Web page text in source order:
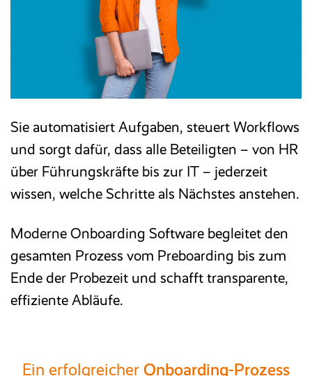
Sie automatisiert Aufgaben, steuert Workflows
und sorgt dafür, dass alle Beteiligten – von HR
über Führungskräfte bis zur IT – jederzeit
wissen, welche Schritte als Nächstes anstehen.
Moderne Onboarding Software begleitet den
gesamten Prozess vom Preboarding bis zum
Ende der Probezeit und schafft transparente,
effiziente Abläufe.
Ein erfolgreicher Onboarding-Prozess